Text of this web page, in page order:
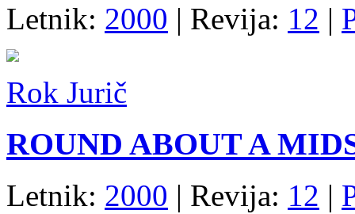
Letnik: 2000 | Revija: 12 |
Rok Jurič
ROUND ABOUT A
Letnik: 2000 | Revija: 12 |